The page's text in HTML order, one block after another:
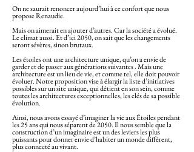
On ne saurait renoncer aujourd’hui à ce confort que nous
propose Renaudie.
Mais on aimerait en ajouter d’autres. Car la société a évolué.
Le climat aussi. Et d’ici 2050, on sait que les changements
seront sévères, sinon brutaux.
Les étoiles ont une architecture unique, qu’on a envie de
garder et de passer aux générations suivantes . Mais une
architecture est un lieu de vie, et comme tel, elle doit pouvoir
évoluer. Notre proposition vise à élargir la liste d’initiatives
possibles sur un site unique, qui détient en son sein, comme
toutes les architectures exceptionnelles, les clés de sa possible
évolution.
Ainsi, nous avons essayé d’imaginer la vie aux Étoiles pendant
les 25 ans qui nous séparent de 2050. Il nous semble que la
construction d’un imaginaire est un des leviers les plus
puissants pour donner envie d’habiter un monde différent,
plus connecté au vivant.